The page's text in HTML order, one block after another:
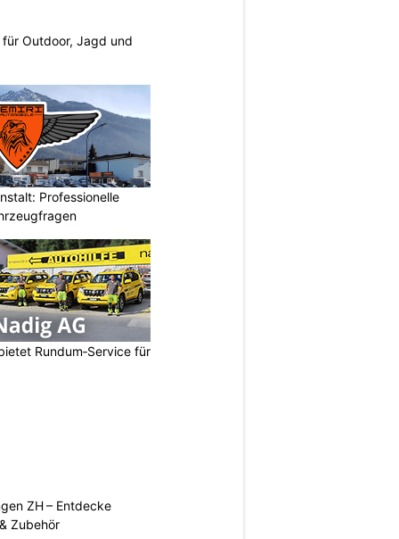
Outdoor, Jagd und
Professionelle
Rundum‑Service für
ZH – Entdecke
Zubehör